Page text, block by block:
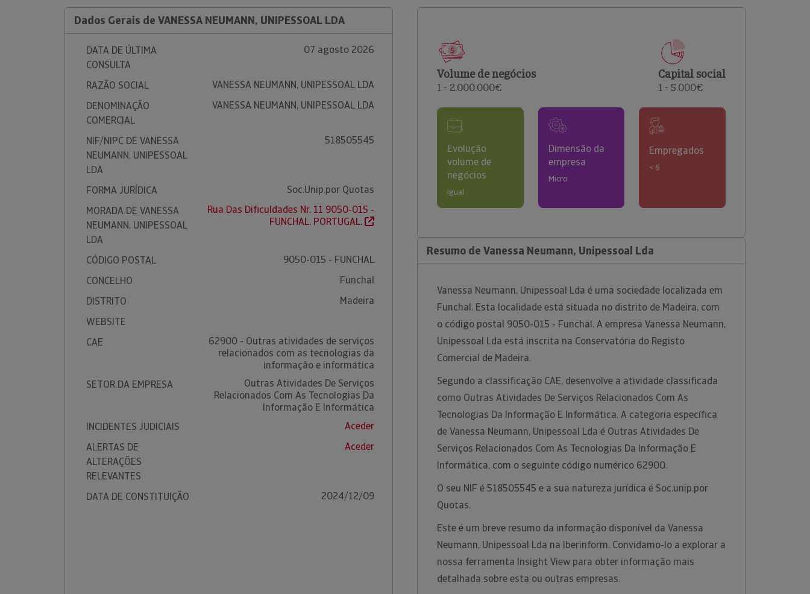
comerciais e analisar o risco de incumprimento dos
Dados Gerais de VANESSA NEUMANN, UNIPESSOAL LDA
DATA DE ÚLTIMA
CONSULTA
07 agosto 2026
RAZÃO SOCIAL
VANESSA NEUMANN, UNIPESSOAL LDA
DENOMINAÇÃO
COMERCIAL
VANESSA NEUMANN, UNIPESSOAL LDA
NIF/NIPC DE VANESSA
NEUMANN, UNIPESSOAL
LDA
518505545
FORMA JURÍDICA
Soc.Unip.por Quotas
MORADA DE VANESSA
NEUMANN, UNIPESSOAL
LDA
Rua Das Dificuldades Nr. 11 9050-015 -
FUNCHAL. PORTUGAL.
CÓDIGO POSTAL
9050-015 - FUNCHAL
CONCELHO
Funchal
DISTRITO
Madeira
WEBSITE
CAE
62900 - Outras atividades de serviços
relacionados com as tecnologias da
informação e informática
SETOR DA EMPRESA
Outras Atividades De Serviços
Relacionados Com As Tecnologias Da
Informação E Informática
INCIDENTES JUDICIAIS
Aceder
ALERTAS DE
ALTERAÇÕES
RELEVANTES
Aceder
DATA DE CONSTITUIÇÃO 2024/12/09
Volume de negócios
1 - 2.000.000€
Capital social
1 - 5.000€
Evolução
volume de
negócios
Igual
Dimensão da
empresa
Micro
Empregados
< 6
Resumo de Vanessa Neumann, Unipessoal Lda
Vanessa Neumann, Unipessoal Lda é uma sociedade localizada em
Funchal. Esta localidade está situada no distrito de Madeira, com
o código postal 9050-015 - Funchal. A empresa Vanessa Neumann,
Unipessoal Lda está inscrita na Conservatória do Registo
Comercial de Madeira.
Segundo a classificação CAE, desenvolve a atividade classificada
como Outras Atividades De Serviços Relacionados Com As
Tecnologias Da Informação E Informática. A categoria específica
de Vanessa Neumann, Unipessoal Lda é Outras Atividades De
Serviços Relacionados Com As Tecnologias Da Informação E
Informática, com o seguinte código numérico 62900.
O seu NIF é 518505545 e a sua natureza jurídica é Soc.unip.por
Quotas.
Este é um breve resumo da informação disponível da Vanessa
Neumann, Unipessoal Lda na Iberinform. Convidamo-lo a explorar a
nossa ferramenta Insight View para obter informação mais
detalhada sobre esta ou outras empresas.